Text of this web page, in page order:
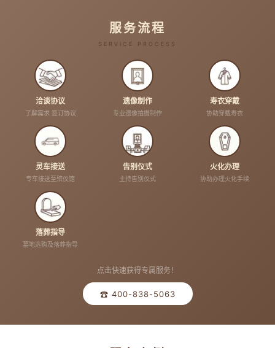
服务流程
SERVICE PROCESS
洽谈协议
了解需求 签订协议
遗像制作
专业遗像拍摄制作
寿衣穿戴
协助穿戴寿衣
灵车接送
专车接送至殡仪馆
告别仪式
主持告别仪式
火化办理
协助办理火化手续
落葬指导
墓地选购及落葬指导
点击快速获得专属服务！
☎ 400-838-5063